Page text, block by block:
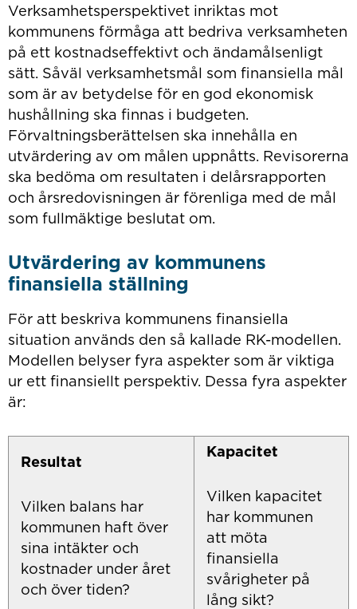
Verksamhetsperspektivet inriktas mot
kommunens förmåga att bedriva verksamheten
på ett kostnadseffektivt och ändamålsenligt
sätt. Såväl verksamhetsmål som finansiella mål
som är av betydelse för en god ekonomisk
hushållning ska finnas i budgeten.
Förvaltningsberättelsen ska innehålla en
utvärdering av om målen uppnåtts. Revisorerna
ska bedöma om resultaten i delårsrapporten
och årsredovisningen är förenliga med de mål
som fullmäktige beslutat om.
Utvärdering av kommunens
finansiella ställning
För att beskriva kommunens finansiella
situation används den så kallade RK-modellen.
Modellen belyser fyra aspekter som är viktiga
ur ett finansiellt perspektiv. Dessa fyra aspekter
är:
Resultat
Vilken balans har
kommunen haft över
sina intäkter och
kostnader under året
och över tiden?
Kapacitet
Vilken kapacitet
har kommunen
att möta
finansiella
svårigheter på
lång sikt?